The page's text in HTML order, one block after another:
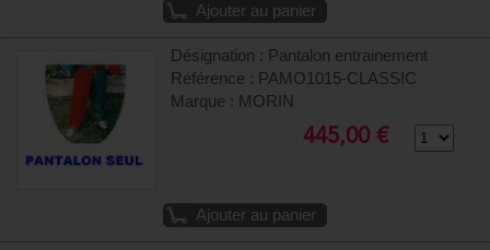
Ajouter au panier
Désignation : Pantalon entrainement
Référence : PAMO1015-CLASSIC
Marque : MORIN
445,00 €
Ajouter au panier